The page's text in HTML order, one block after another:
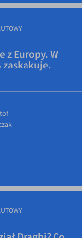
z Europy. W
zaskakuje.